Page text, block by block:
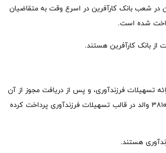
در شعب بانک کارآفرین در اسرع وقت به متقاضیان
شده است.
تسهیلات فرزندآوری، و پس از دریافت مجوز از آن
بانک از سال ۱۴۰۱، در دو ماه نخست سال جاری ۳۳۱ میلیارد ریال به۳۸۱ والد در قالب تسهیلات فرزندآوری پرداخت کرده